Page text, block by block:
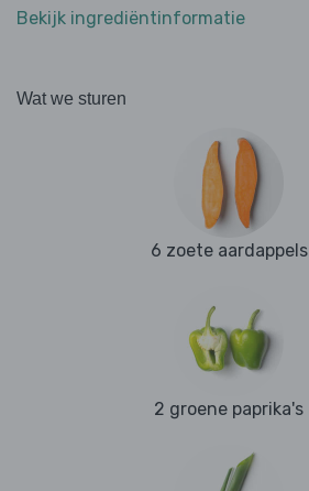
Bekijk ingrediëntinformatie
Wat we sturen
6 zoete aardappels
2 groene paprika's